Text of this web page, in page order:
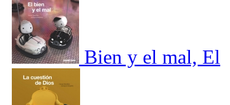
Bien y el mal, El